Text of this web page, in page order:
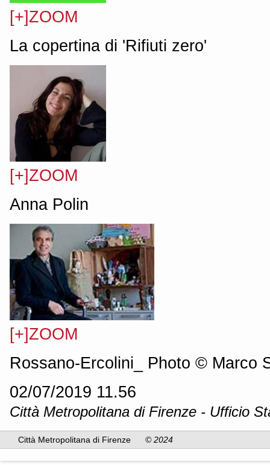
[+]ZOOM
La copertina di 'Rifiuti zero'
[+]ZOOM
Anna Polin
[+]ZOOM
Rossano-Ercolini_ Photo © Marco
02/07/2019 11.56
Città Metropolitana di Firenze - Ufficio
Città Metropolitana di Firenze © 2024